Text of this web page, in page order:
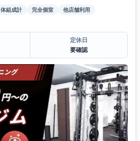
体組成計 完全個室
他店舗利用
定休日
要確認